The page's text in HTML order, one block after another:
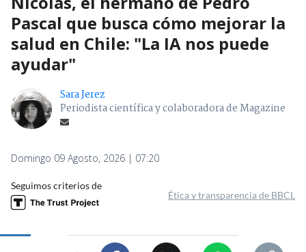
Pascal que busca cómo mejorar la
salud en Chile: "La IA nos puede
ayudar"
Sara Jerez
Periodista científica y colaboradora de Magazine
Domingo 09 Agosto, 2026 | 07:20
Seguimos criterios de
Ética y transparencia de BBCL